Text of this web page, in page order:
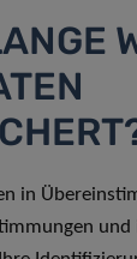
in
und